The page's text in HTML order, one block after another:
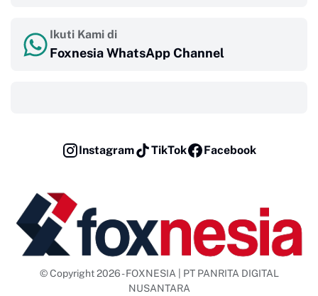
Ikuti Kami di
Foxnesia WhatsApp Channel
Instagram TikTok Facebook
© Copyright 2026 - FOXNESIA | PT PANRITA DIGITAL
NUSANTARA